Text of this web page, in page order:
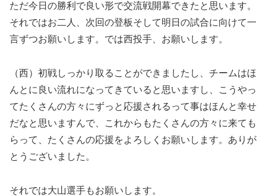
ただ今日の勝利で良い形で交流戦開幕できたと思います。
それではお二人、次回の登板そして明日の試合に向けて一
言ずつお願いします。では西投手、お願いします。
（西）初戦しっかり取ることができましたし、チームはほ
んとに良い流れになってきていると思いますし、こうやっ
てたくさんの方々にずっと応援されるって事はほんと幸せ
だなと思いますんで、これからもたくさんの方々に来ても
らって、たくさんの応援をよろしくお願いします。ありが
とうございました。
それでは大山選手もお願いします。